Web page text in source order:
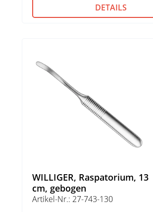
DETAILS
WILLIGER, Raspatorium, 13
cm, gebogen
Artikel-Nr.: 27-743-130